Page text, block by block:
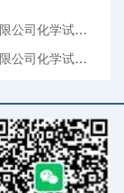
上一条：2025-2026年度黄山水务控股集团有限公司化学试剂及化验器皿采购项目终止公告
下一条：2025-2026年度黄山水务控股集团有限公司化学试剂及化验器皿项目询价采购文件